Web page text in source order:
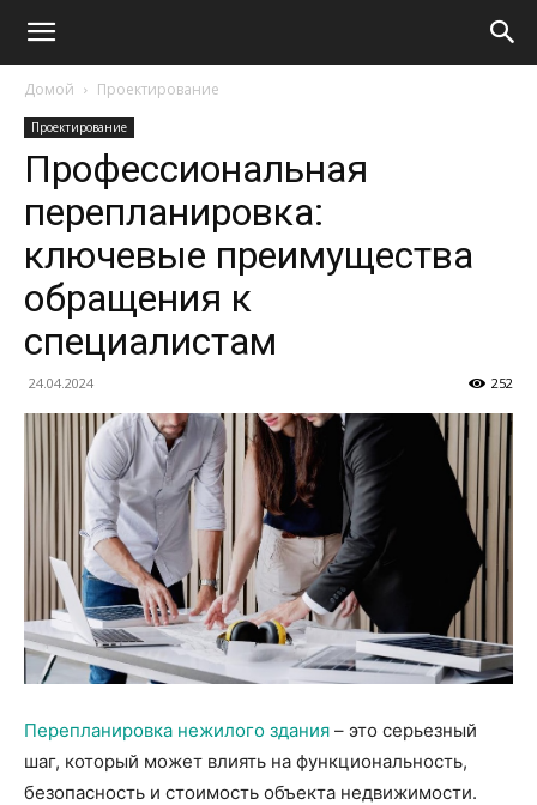
Домой Проектирование
Проектирование
Профессиональная
перепланировка:
ключевые преимущества
обращения к
специалистам
24.04.2024 252
Перепланировка нежилого здания – это серьезный
шаг, который может влиять на функциональность,
безопасность и стоимость объекта недвижимости.